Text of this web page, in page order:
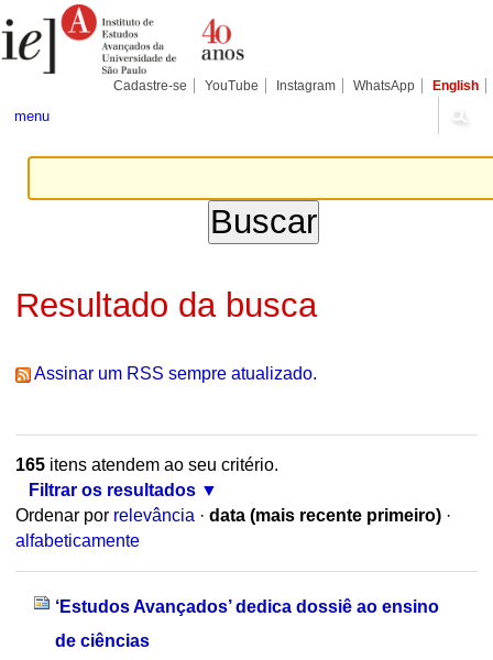
para
conteúdo.
Pessoais
Cadastre-se YouTube Instagram WhatsApp English
menu
Resultado da busca
Assinar um RSS sempre atualizado.
165itens atendem ao seu critério.
Filtrar os resultados
Ordenar por relevância · data (mais recente primeiro) ·
alfabeticamente
‘Estudos Avançados’ dedica dossiê ao ensino
de ciências